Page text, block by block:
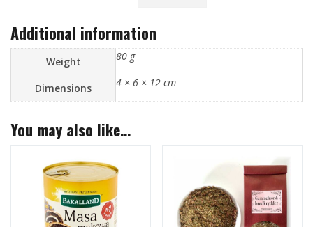
Additional information
Weight 80 g
Dimensions 4 × 6 × 12 cm
You may also like…